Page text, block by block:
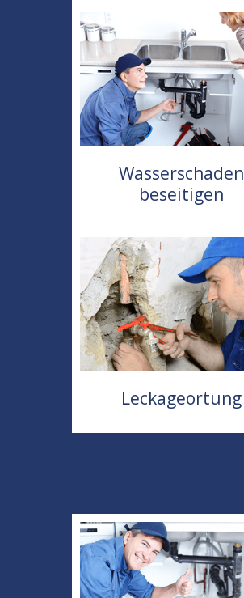
Wasserschaden
beseitigen
Leckageortung